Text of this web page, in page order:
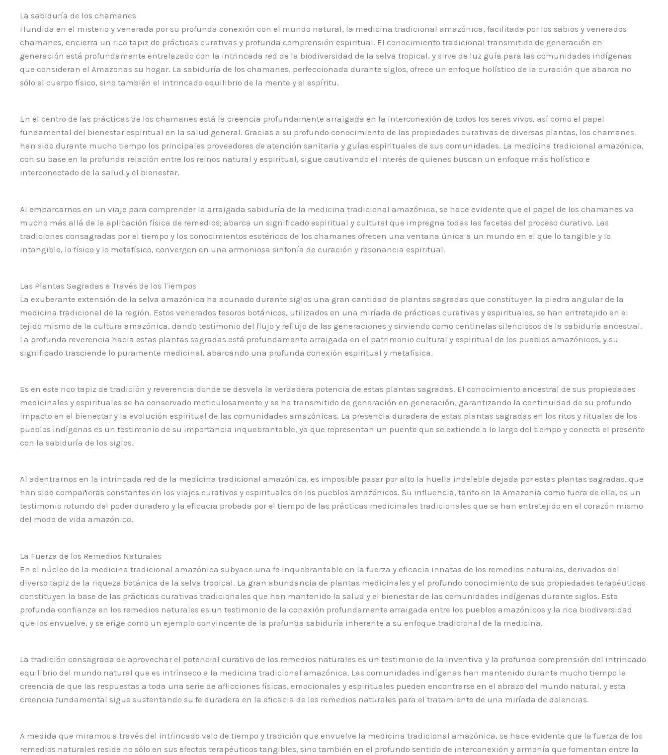
La sabiduría de los chamanes
Hundida en el misterio y venerada por su profunda conexión con el mundo natural, la medicina tradicional amazónica, facilitada por los sabios y venerados
chamanes, encierra un rico tapiz de prácticas curativas y profunda comprensión espiritual. El conocimiento tradicional transmitido de generación en
generación está profundamente entrelazado con la intrincada red de la biodiversidad de la selva tropical, y sirve de luz guía para las comunidades indígenas
que consideran el Amazonas su hogar. La sabiduría de los chamanes, perfeccionada durante siglos, ofrece un enfoque holístico de la curación que abarca no
sólo el cuerpo físico, sino también el intrincado equilibrio de la mente y el espíritu.
En el centro de las prácticas de los chamanes está la creencia profundamente arraigada en la interconexión de todos los seres vivos, así como el papel
fundamental del bienestar espiritual en la salud general. Gracias a su profundo conocimiento de las propiedades curativas de diversas plantas, los chamanes
han sido durante mucho tiempo los principales proveedores de atención sanitaria y guías espirituales de sus comunidades. La medicina tradicional amazónica,
con su base en la profunda relación entre los reinos natural y espiritual, sigue cautivando el interés de quienes buscan un enfoque más holístico e
interconectado de la salud y el bienestar.
Al embarcarnos en un viaje para comprender la arraigada sabiduría de la medicina tradicional amazónica, se hace evidente que el papel de los chamanes va
mucho más allá de la aplicación física de remedios; abarca un significado espiritual y cultural que impregna todas las facetas del proceso curativo. Las
tradiciones consagradas por el tiempo y los conocimientos esotéricos de los chamanes ofrecen una ventana única a un mundo en el que lo tangible y lo
intangible, lo físico y lo metafísico, convergen en una armoniosa sinfonía de curación y resonancia espiritual.
Las Plantas Sagradas a Través de los Tiempos
La exuberante extensión de la selva amazónica ha acunado durante siglos una gran cantidad de plantas sagradas que constituyen la piedra angular de la
medicina tradicional de la región. Estos venerados tesoros botánicos, utilizados en una miríada de prácticas curativas y espirituales, se han entretejido en el
tejido mismo de la cultura amazónica, dando testimonio del flujo y reflujo de las generaciones y sirviendo como centinelas silenciosos de la sabiduría ancestral.
La profunda reverencia hacia estas plantas sagradas está profundamente arraigada en el patrimonio cultural y espiritual de los pueblos amazónicos, y su
significado trasciende lo puramente medicinal, abarcando una profunda conexión espiritual y metafísica.
Es en este rico tapiz de tradición y reverencia donde se desvela la verdadera potencia de estas plantas sagradas. El conocimiento ancestral de sus propiedades
medicinales y espirituales se ha conservado meticulosamente y se ha transmitido de generación en generación, garantizando la continuidad de su profundo
impacto en el bienestar y la evolución espiritual de las comunidades amazónicas. La presencia duradera de estas plantas sagradas en los ritos y rituales de los
pueblos indígenas es un testimonio de su importancia inquebrantable, ya que representan un puente que se extiende a lo largo del tiempo y conecta el presente
con la sabiduría de los siglos.
Al adentrarnos en la intrincada red de la medicina tradicional amazónica, es imposible pasar por alto la huella indeleble dejada por estas plantas sagradas, que
han sido compañeras constantes en los viajes curativos y espirituales de los pueblos amazónicos. Su influencia, tanto en la Amazonia como fuera de ella, es un
testimonio rotundo del poder duradero y la eficacia probada por el tiempo de las prácticas medicinales tradicionales que se han entretejido en el corazón mismo
del modo de vida amazónico.
La Fuerza de los Remedios Naturales
En el núcleo de la medicina tradicional amazónica subyace una fe inquebrantable en la fuerza y eficacia innatas de los remedios naturales, derivados del
diverso tapiz de la riqueza botánica de la selva tropical. La gran abundancia de plantas medicinales y el profundo conocimiento de sus propiedades terapéuticas
constituyen la base de las prácticas curativas tradicionales que han mantenido la salud y el bienestar de las comunidades indígenas durante siglos. Esta
profunda confianza en los remedios naturales es un testimonio de la conexión profundamente arraigada entre los pueblos amazónicos y la rica biodiversidad
que los envuelve, y se erige como un ejemplo convincente de la profunda sabiduría inherente a su enfoque tradicional de la medicina.
La tradición consagrada de aprovechar el potencial curativo de los remedios naturales es un testimonio de la inventiva y la profunda comprensión del intrincado
equilibrio del mundo natural que es intrínseco a la medicina tradicional amazónica. Las comunidades indígenas han mantenido durante mucho tiempo la
creencia de que las respuestas a toda una serie de aflicciones físicas, emocionales y espirituales pueden encontrarse en el abrazo del mundo natural, y esta
creencia fundamental sigue sustentando su fe duradera en la eficacia de los remedios naturales para el tratamiento de una miríada de dolencias.
A medida que miramos a través del intrincado velo de tiempo y tradición que envuelve la medicina tradicional amazónica, se hace evidente que la fuerza de los
remedios naturales reside no sólo en sus efectos terapéuticos tangibles, sino también en el profundo sentido de interconexión y armonía que fomentan entre la